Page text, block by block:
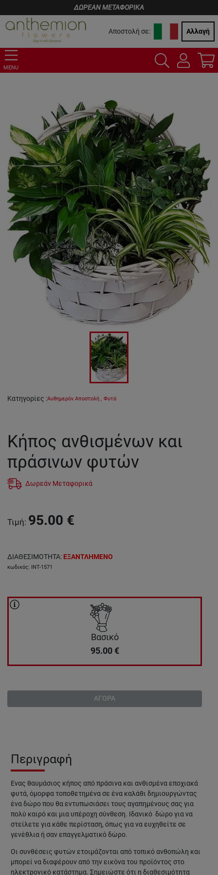
ΔΩΡΕΑΝ ΜΕΤΑΦΟΡΙΚΑ
Αποστολή σε: Αλλαγή
MENU
Κατηγορίες :Αυθημερόν Αποστολή , Φυτά
Κήπος ανθισμένων και
πράσινων φυτών
Δωρεάν Μεταφορικά
Τιμή: 95.00 €
ΔΙΑΘΕΣΙΜΟΤΗΤΑ: ΕΞΑΝΤΛΗΜΕΝΟ
κωδικός: INT-1571
Βασικό
95.00 €
ΑΓΟΡΑ
Περιγραφή
Ένας θαυμάσιος κήπος από πράσινα και ανθισμένα εποχιακά
φυτά, όμορφα τοποθετημένα σε ένα καλάθι δημιουργώντας
ένα δώρο που θα εντυπωσιάσει τους αγαπημένους σας για
πολύ καιρό και μια υπέροχη σύνθεση. Ιδανικό δώρο για να
στείλετε για κάθε περίσταση, όπως για να ευχηθείτε σε
γενέθλια ή σαν επαγγελματικό δώρο.
Οι συνθέσεις φυτών ετοιμάζονται από τοπικό ανθοπώλη και
μπορεί να διαφέρουν από την εικόνα του προϊόντος στο
ηλεκτρονικό κατάστημα. Σημειώστε ότι η διαθεσιμότητα